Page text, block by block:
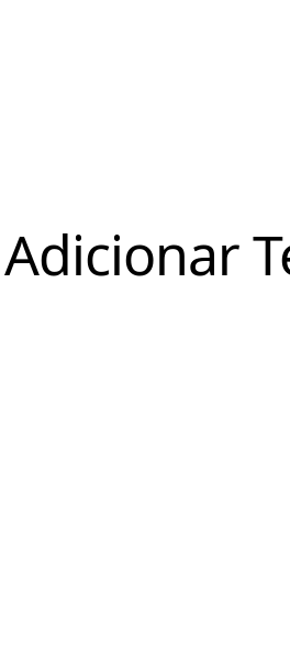
Adicionar